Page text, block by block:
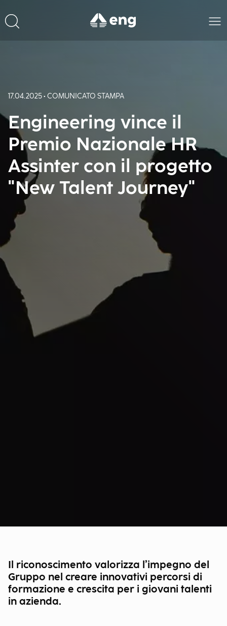
17.04.2025 • COMUNICATO STAMPA
Engineering vince il
Premio Nazionale HR
Assinter con il progetto
"New Talent Journey"
Il riconoscimento valorizza l’impegno del
Gruppo nel creare innovativi percorsi di
formazione e crescita per i giovani talenti
in azienda.